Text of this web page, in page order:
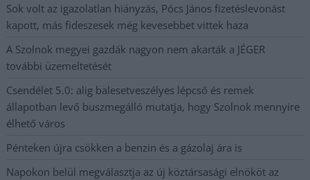
Sok volt az igazolatlan hiányzás, Pócs János fizetéslevonást
kapott, más fideszesek még kevesebbet vittek haza
A Szolnok megyei gazdák nagyon nem akarták a JÉGER
további üzemeltetését
Csendélet 5.0: alig balesetveszélyes lépcső és remek
állapotban levő buszmegálló mutatja, hogy Szolnok mennyire
élhető város
Pénteken újra csökken a benzin és a gázolaj ára is
Napokon belül megválasztja az új köztársasági elnököt az